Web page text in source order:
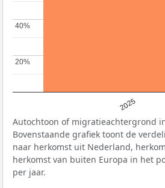
2025
20%
20%
40%
40%
Autochtoon of migratieachtergrond
Bovenstaande grafiek toont de
naar herkomst uit Nederland,
herkomst van buiten Europa in het
per jaar.